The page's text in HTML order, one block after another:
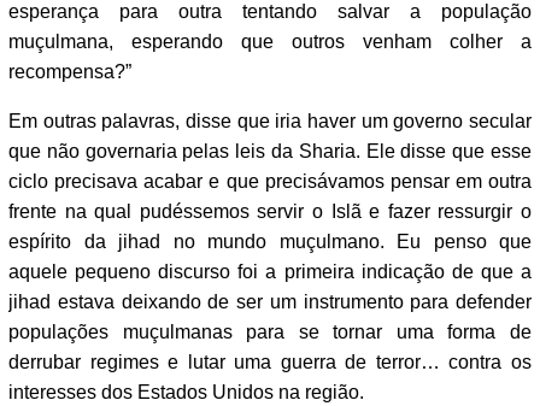
esperança para outra tentando salvar a população
muçulmana, esperando que outros venham colher a
recompensa?”
Em outras palavras, disse que iria haver um governo secular
que não governaria pelas leis da Sharia. Ele disse que esse
ciclo precisava acabar e que precisávamos pensar em outra
frente na qual pudéssemos servir o Islã e fazer ressurgir o
espírito da jihad no mundo muçulmano. Eu penso que
aquele pequeno discurso foi a primeira indicação de que a
jihad estava deixando de ser um instrumento para defender
populações muçulmanas para se tornar uma forma de
derrubar regimes e lutar uma guerra de terror… contra os
interesses dos Estados Unidos na região.